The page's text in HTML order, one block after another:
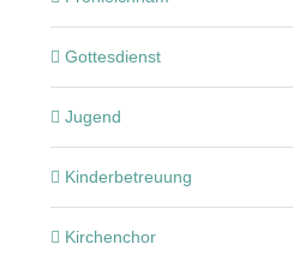
Gottesdienst
Jugend
Kinderbetreuung
Kirchenchor